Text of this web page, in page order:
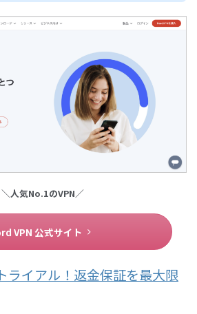
＼人気No.1のVPN／
VPN 公式サイト
ライアル！返金保証を最大限